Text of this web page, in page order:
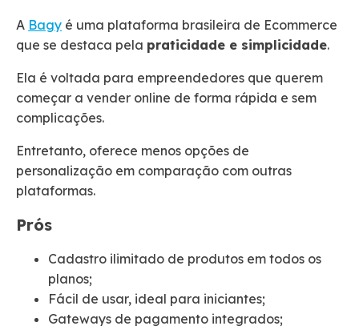
A Bagy é uma plataforma brasileira de Ecommerce
que se destaca pela praticidade e simplicidade.
Ela é voltada para empreendedores que querem
começar a vender online de forma rápida e sem
complicações.
Entretanto, oferece menos opções de
personalização em comparação com outras
plataformas.
Prós
Cadastro ilimitado de produtos em todos os
planos;
Fácil de usar, ideal para iniciantes;
Gateways de pagamento integrados;